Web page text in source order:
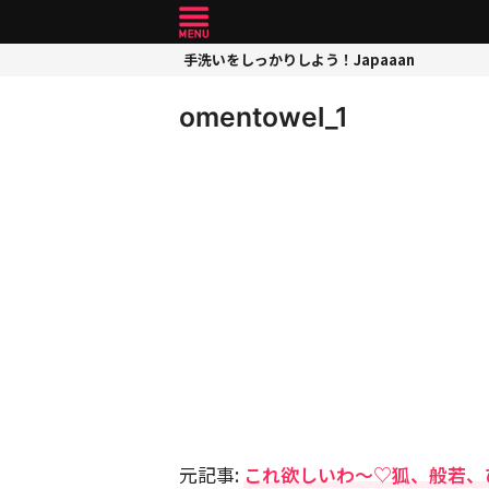
手洗いをしっかりしよう！Japaaan
omentowel_1
元記事: これ欲しいわ〜♡狐、般若